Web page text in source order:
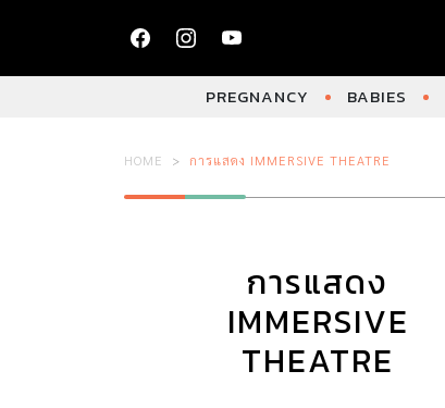
PREGNANCY BABIES
HOME การแสดง IMMERSIVE THEATRE
การแสดง
IMMERSIVE
THEATRE